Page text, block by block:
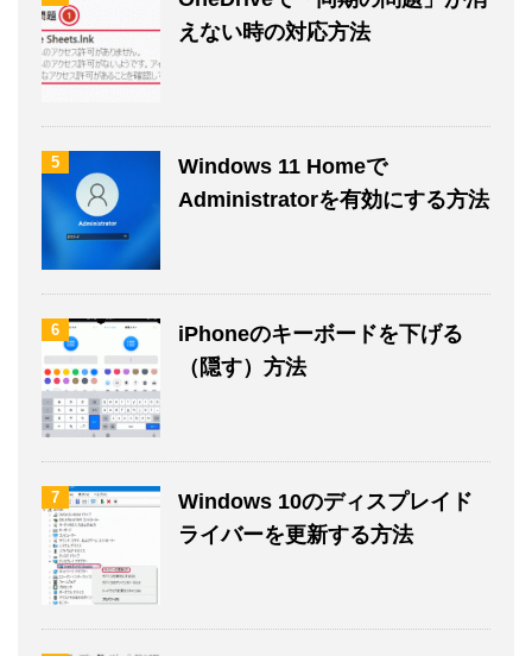
えない時の対応方法
5
Windows 11 Homeで
Administratorを有効にする方法
6
iPhoneのキーボードを下げる
（隠す）方法
7
Windows 10のディスプレイド
ライバーを更新する方法